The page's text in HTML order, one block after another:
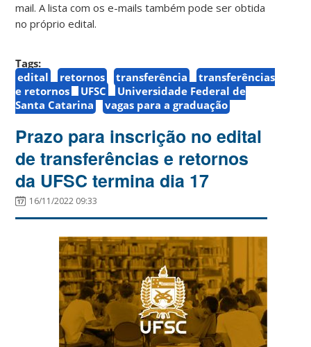
mail. A lista com os e-mails também pode ser obtida
no próprio edital.
Tags:
edital
retornos transferência
transferências
e retornos
UFSC
Universidade Federal de
Santa Catarina
vagas para a graduação
Prazo para inscrição no edital
de transferências e retornos
da UFSC termina dia 17
16/11/2022 09:33